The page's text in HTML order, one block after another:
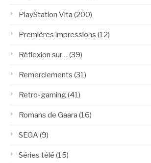
PlayStation Vita (200)
Premières impressions (12)
Réflexion sur… (39)
Remerciements (31)
Retro-gaming(41)
Romans de Gaara (16)
SEGA(9)
Séries télé (15)